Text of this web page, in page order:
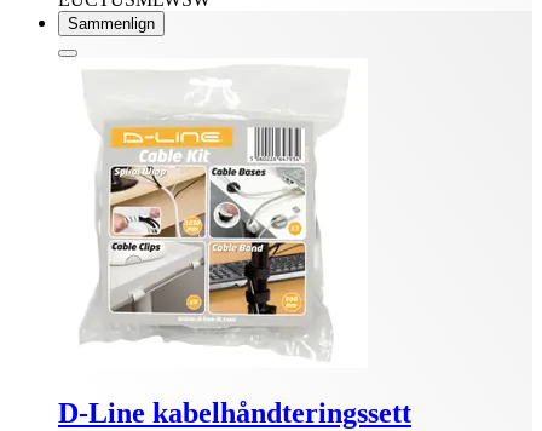
Sammenlign
D-Line kabelhåndteringssett